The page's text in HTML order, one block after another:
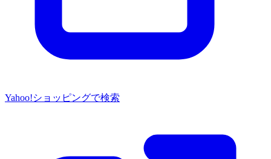
Yahoo!ショッピングで検索